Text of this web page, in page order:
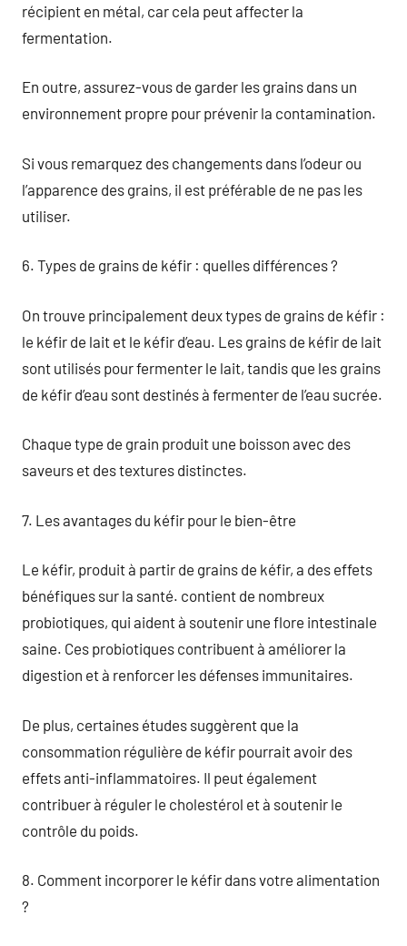
récipient en métal, car cela peut affecter la
fermentation.
En outre, assurez-vous de garder les grains dans un
environnement propre pour prévenir la contamination.
Si vous remarquez des changements dans l’odeur ou
l’apparence des grains, il est préférable de ne pas les
utiliser.
6. Types de grains de kéfir : quelles différences ?
On trouve principalement deux types de grains de kéfir :
le kéfir de lait et le kéfir d’eau. Les grains de kéfir de lait
sont utilisés pour fermenter le lait, tandis que les grains
de kéfir d’eau sont destinés à fermenter de l’eau sucrée.
Chaque type de grain produit une boisson avec des
saveurs et des textures distinctes.
7. Les avantages du kéfir pour le bien-être
Le kéfir, produit à partir de grains de kéfir, a des effets
bénéfiques sur la santé. contient de nombreux
probiotiques, qui aident à soutenir une flore intestinale
saine. Ces probiotiques contribuent à améliorer la
digestion et à renforcer les défenses immunitaires.
De plus, certaines études suggèrent que la
consommation régulière de kéfir pourrait avoir des
effets anti-inflammatoires. Il peut également
contribuer à réguler le cholestérol et à soutenir le
contrôle du poids.
8. Comment incorporer le kéfir dans votre alimentation
?